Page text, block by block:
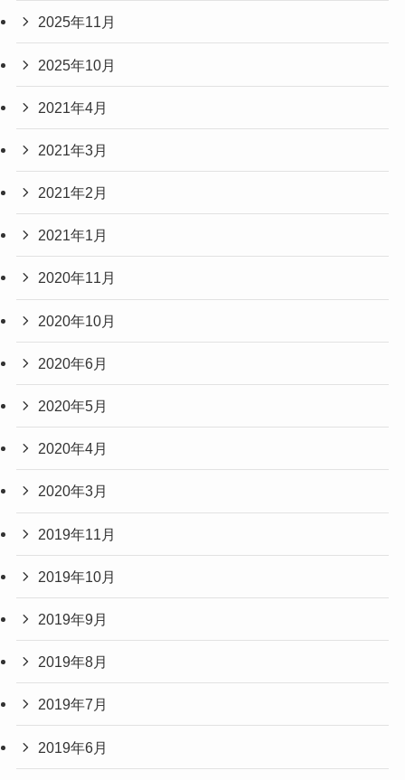
2025年11月
2025年10月
2021年4月
2021年3月
2021年2月
2021年1月
2020年11月
2020年10月
2020年6月
2020年5月
2020年4月
2020年3月
2019年11月
2019年10月
2019年9月
2019年8月
2019年7月
2019年6月